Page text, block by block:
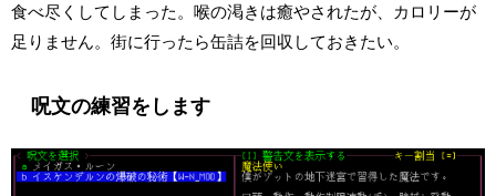
食べ尽くしてしまった。喉の渇きは癒やされたが、カロリーが
足りません。街に行ったら缶詰を回収しておきたい。
呪文の練習をします